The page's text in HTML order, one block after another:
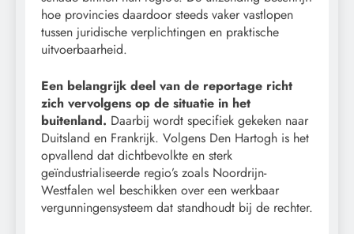
hoe provincies daardoor steeds vaker vastlopen
tussen juridische verplichtingen en praktische
uitvoerbaarheid.
Een belangrijk deel van de reportage richt
zich vervolgens op de situatie in het
buitenland. Daarbij wordt specifiek gekeken naar
Duitsland en Frankrijk. Volgens Den Hartogh is het
opvallend dat dichtbevolkte en sterk
geïndustrialiseerde regio’s zoals Noordrijn-
Westfalen wel beschikken over een werkbaar
vergunningensysteem dat standhoudt bij de rechter.